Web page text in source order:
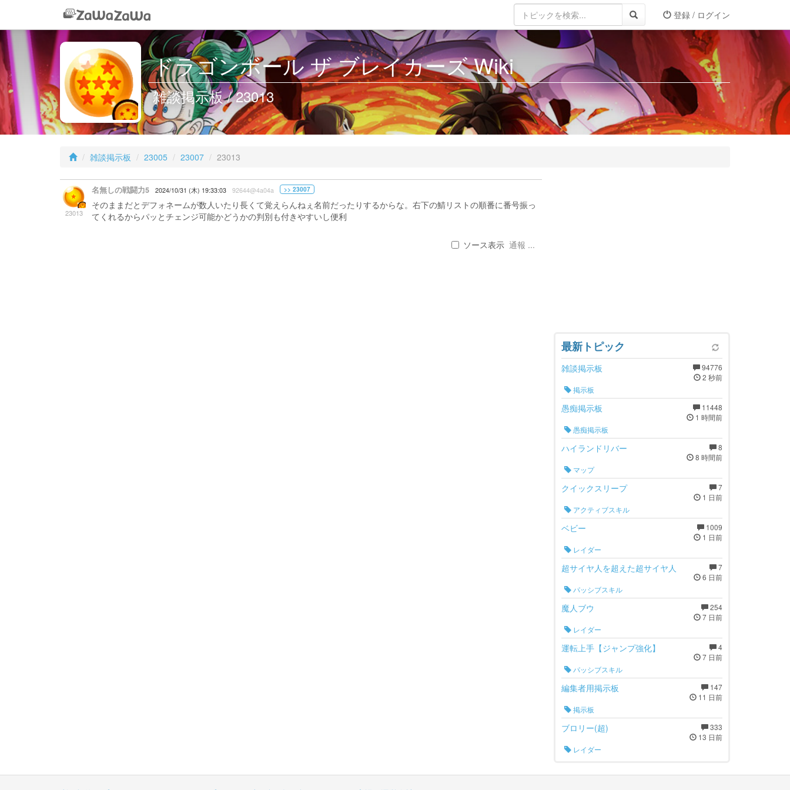
登録 / ログイン
ドラゴンボール ザ ブレイカーズ Wiki
雑談掲示板 / 23013
雑談掲示板 23005 23007 23013
23013
名無しの戦闘力5 2024/10/31 (木) 19:33:03 92644@4a04a >> 23007
そのままだとデフォネームが数人いたり長くて覚えらんねぇ名前だったりするからな。右下の鯖リストの順番に番号振っ
てくれるからパッとチェンジ可能かどうかの判別も付きやすいし便利
ソース表示 通報 ...
最新トピック
94776
2 秒前
雑談掲示板
掲示板
11448
1 時間前
愚痴掲示板
愚痴掲示板
8
8 時間前
ハイランドリバー
マップ
7
1 日前
クイックスリープ
アクティブスキル
1009
1 日前
ベビー
レイダー
7
6 日前
超サイヤ人を超えた超サイヤ人
パッシブスキル
254
7 日前
魔人ブウ
レイダー
4
7 日前
運転上手【ジャンプ強化】
パッシブスキル
147
11 日前
編集者用掲示板
掲示板
333
13 日前
ブロリー(超)
レイダー